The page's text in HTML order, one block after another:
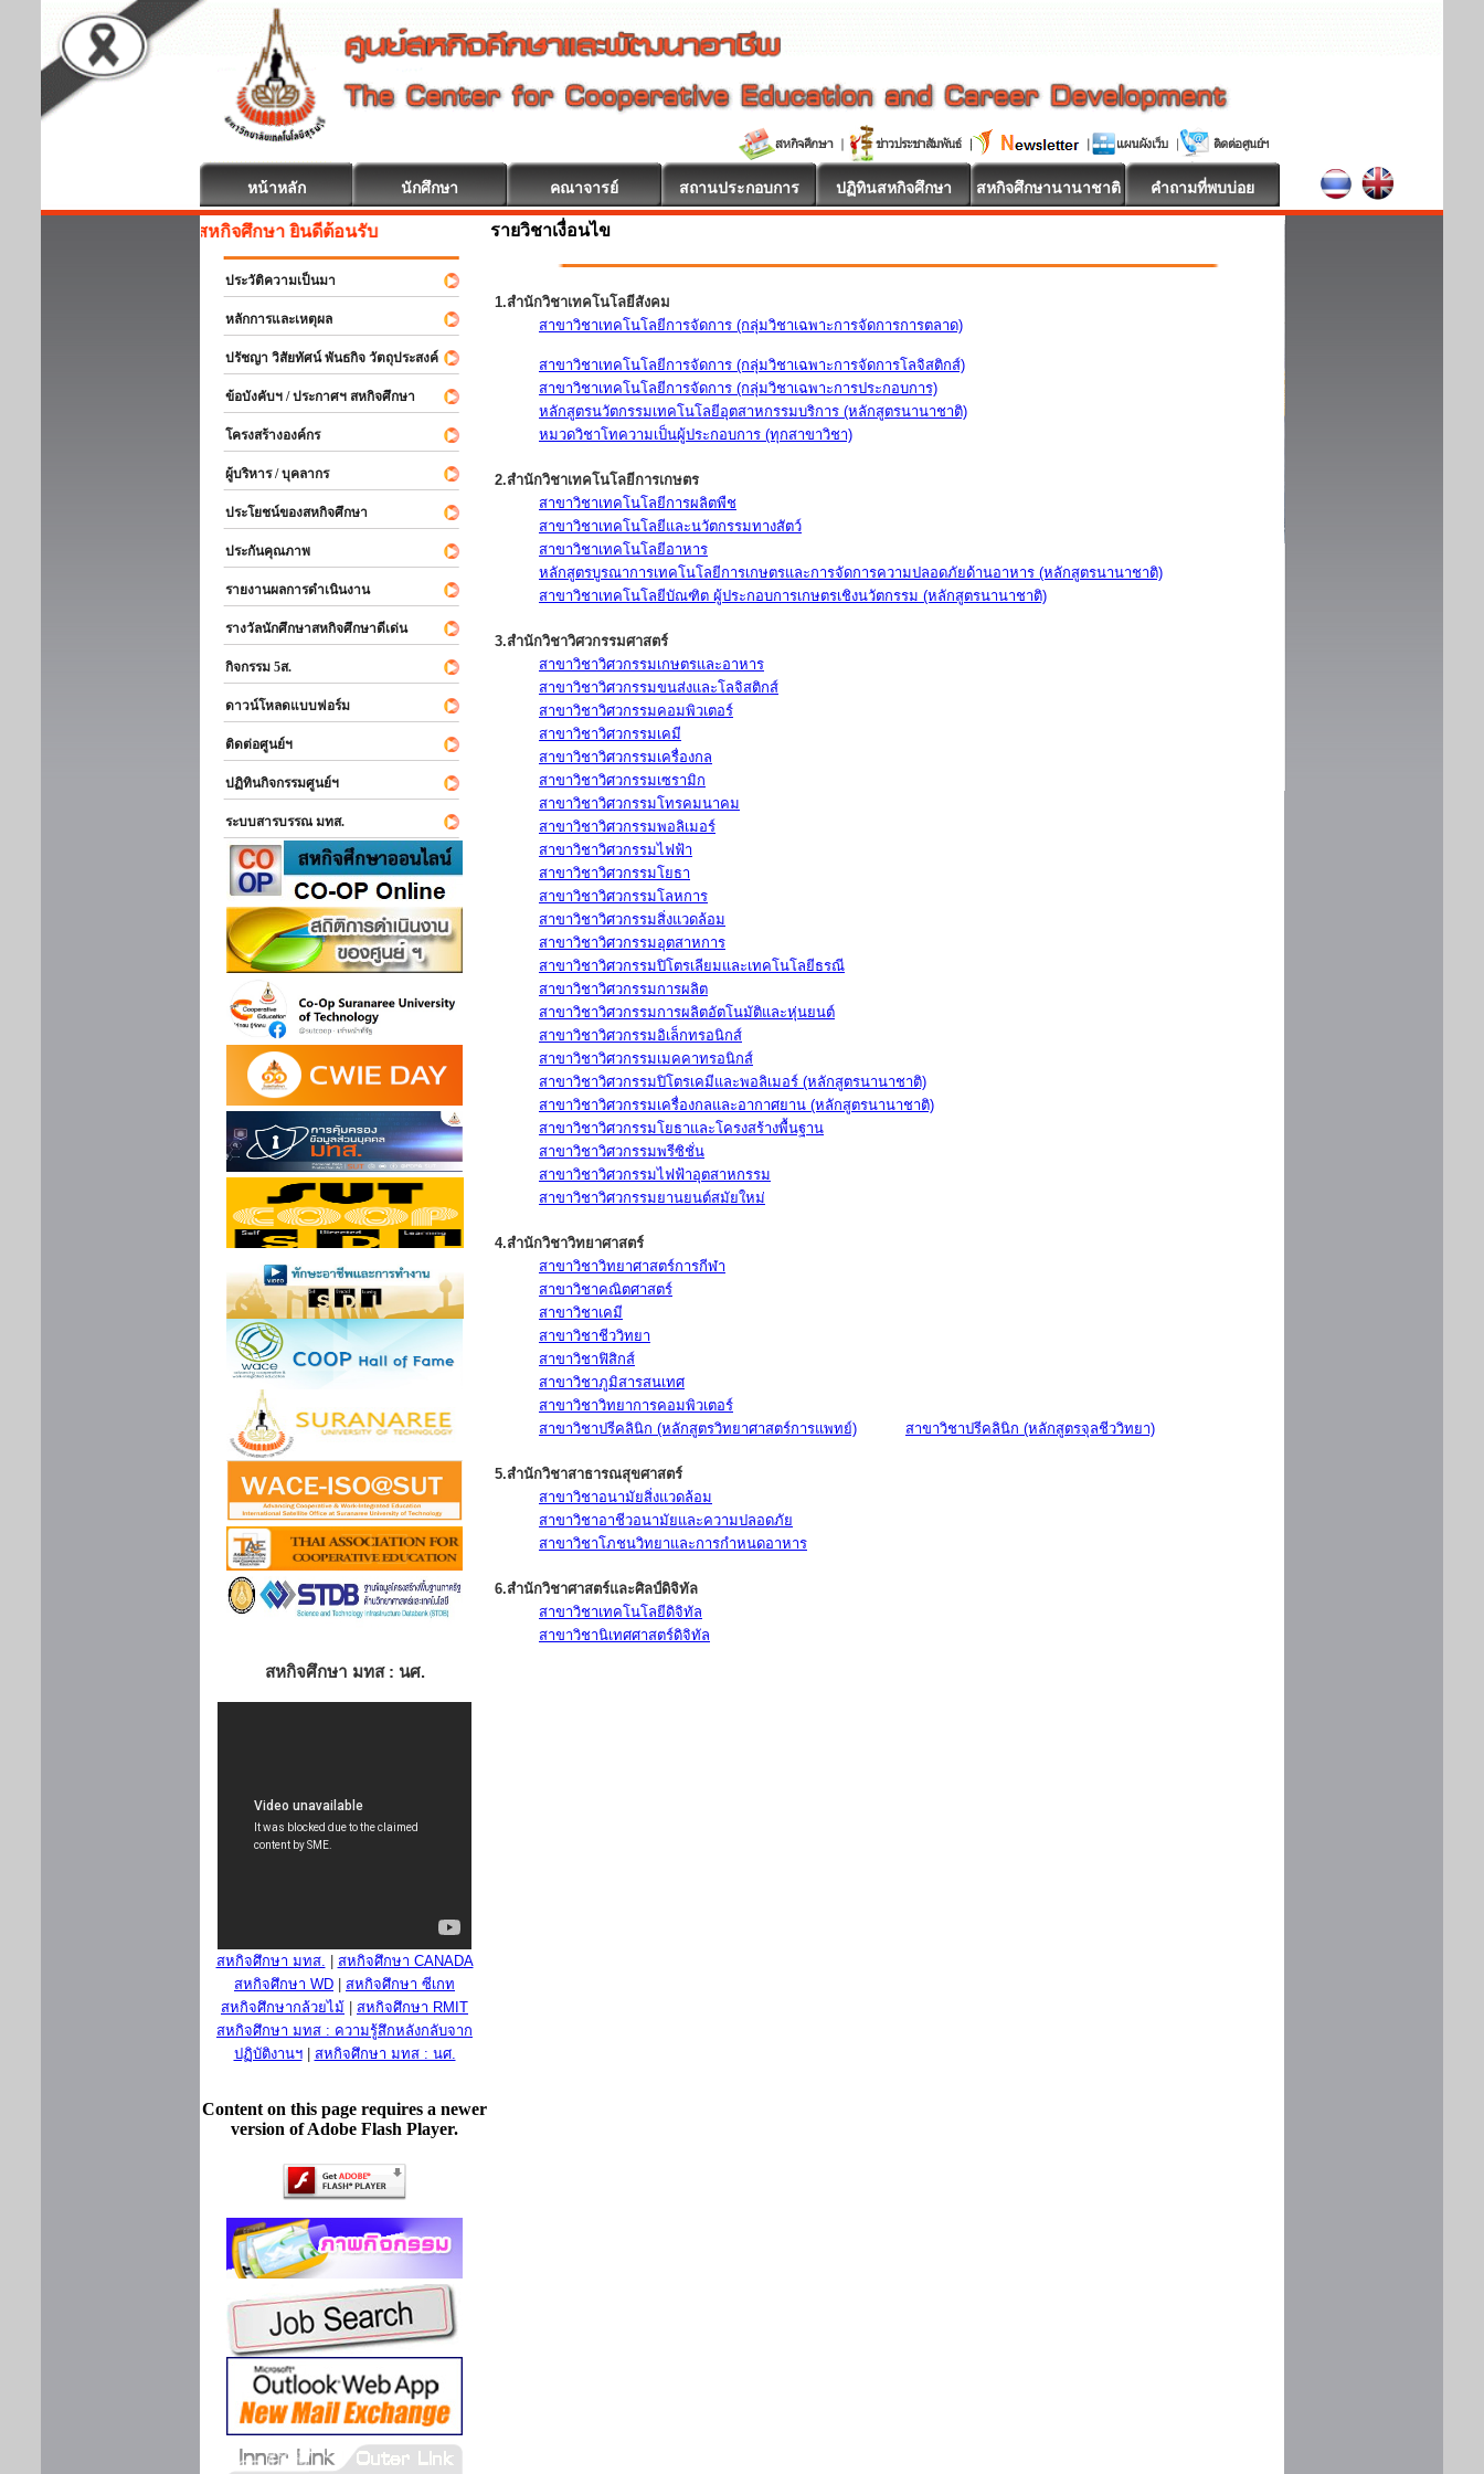
หน้าหลัก นักศึกษา คณาจารย์ สถานประกอบการ ปฏิทินสหกิจศึกษา สหกิจศึกษานานาชาติ คำถามที่พบบ่อย
สหกิจศึกษา ยินดีต้อนรับ
ประวัติความเป็นมา
หลักการและเหตุผล
ปรัชญา วิสัยทัศน์ พันธกิจ วัตถุประสงค์
ข้อบังคับฯ / ประกาศฯ สหกิจศึกษา
โครงสร้างองค์กร
ผู้บริหาร / บุคลากร
ประโยชน์ของสหกิจศึกษา
ประกันคุณภาพ
รายงานผลการดำเนินงาน
รางวัลนักศึกษาสหกิจศึกษาดีเด่น
กิจกรรม 5ส.
ดาวน์โหลดแบบฟอร์ม
ติดต่อศูนย์ฯ
ปฏิทินกิจกรรมศูนย์ฯ
ระบบสารบรรณ มทส.
สหกิจศึกษา มทส : นศ.
สหกิจศึกษา มทส.
สหกิจศึกษา CANADA
สหกิจศึกษา WD
สหกิจศึกษา ซีเกท
สหกิจศึกษากล้วยไม้
สหกิจศึกษา RMIT
สหกิจศึกษา มทส : ความรู้สึกหลังกลับจาก
ปฏิบัติงานฯ| สหกิจศึกษา มทส : นศ.
Content on this page requires a newer
version of Adobe Flash Player.
รายวิชาเงื่อนไข
1.สำนักวิชาเทคโนโลยีสังคม
สาขาวิชาเทคโนโลยีการจัดการ (กลุ่มวิชาเฉพาะการจัดการการตลาด)
สาขาวิชาเทคโนโลยีการจัดการ (กลุ่มวิชาเฉพาะการจัดการโลจิสติกส์)
สาขาวิชาเทคโนโลยีการจัดการ (กลุ่มวิชาเฉพาะการประกอบการ)
หลักสูตรนวัตกรรมเทคโนโลยีอุตสาหกรรมบริการ (หลักสูตรนานาชาติ)
หมวดวิชาโทความเป็นผู้ประกอบการ (ทุกสาขาวิชา)
2.สำนักวิชาเทคโนโลยีการเกษตร
สาขาวิชาเทคโนโลยีการผลิตพืช
สาขาวิชาเทคโนโลยีและนวัตกรรมทางสัตว์
สาขาวิชาเทคโนโลยีอาหาร
หลักสูตรบูรณาการเทคโนโลยีการเกษตรและการจัดการความปลอดภัยด้านอาหาร (หลักสูตรนานาชาติ)
สาขาวิชาเทคโนโลยีบัณฑิต ผู้ประกอบการเกษตรเชิงนวัตกรรม (หลักสูตรนานาชาติ)
3.สำนักวิชาวิศวกรรมศาสตร์
สาขาวิชาวิศวกรรมเกษตรและอาหาร
สาขาวิชาวิศวกรรมขนส่งและโลจิสติกส์
สาขาวิชาวิศวกรรมคอมพิวเตอร์
สาขาวิชาวิศวกรรมเคมี
สาขาวิชาวิศวกรรมเครื่องกล
สาขาวิชาวิศวกรรมเซรามิก
สาขาวิชาวิศวกรรมโทรคมนาคม
สาขาวิชาวิศวกรรมพอลิเมอร์
สาขาวิชาวิศวกรรมไฟฟ้า
สาขาวิชาวิศวกรรมโยธา
สาขาวิชาวิศวกรรมโลหการ
สาขาวิชาวิศวกรรมสิ่งแวดล้อม
สาขาวิชาวิศวกรรมอุตสาหการ
สาขาวิชาวิศวกรรมปิโตรเลียมและเทคโนโลยีธรณี
สาขาวิชาวิศวกรรมการผลิต
สาขาวิชาวิศวกรรมการผลิตอัตโนมัติและหุ่นยนต์
สาขาวิชาวิศวกรรมอิเล็กทรอนิกส์
สาขาวิชาวิศวกรรมเมคคาทรอนิกส์
สาขาวิชาวิศวกรรมปิโตรเคมีและพอลิเมอร์ (หลักสูตรนานาชาติ)
สาขาวิชาวิศวกรรมเครื่องกลและอากาศยาน (หลักสูตรนานาชาติ)
สาขาวิชาวิศวกรรมโยธาและโครงสร้างพื้นฐาน
สาขาวิชาวิศวกรรมพรีซิชั่น
สาขาวิชาวิศวกรรมไฟฟ้าอุตสาหกรรม
สาขาวิชาวิศวกรรมยานยนต์สมัยใหม่
4.สำนักวิชาวิทยาศาสตร์
สาขาวิชาวิทยาศาสตร์การกีฬา
สาขาวิชาคณิตศาสตร์
สาขาวิชาเคมี
สาขาวิชาชีววิทยา
สาขาวิชาฟิสิกส์
สาขาวิชาภูมิสารสนเทศ
สาขาวิชาวิทยาการคอมพิวเตอร์
สาขาวิชาปรีคลินิก (หลักสูตรวิทยาศาสตร์การแพทย์)
สาขาวิชาปรีคลินิก (หลักสูตรจุลชีววิทยา)
5.สำนักวิชาสาธารณสุขศาสตร์
สาขาวิชาอนามัยสิ่งแวดล้อม
สาขาวิชาอาชีวอนามัยและความปลอดภัย
สาขาวิชาโภชนวิทยาและการกำหนดอาหาร
6.สำนักวิชาศาสตร์และศิลป์ดิจิทัล
สาขาวิชาเทคโนโลยีดิจิทัล
สาขาวิชานิเทศศาสตร์ดิจิทัล